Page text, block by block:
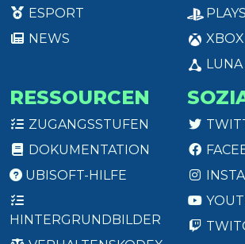
ESPORT
NEWS
XBOX
LUNA
RESSOURCEN
ZUGANGSSTUFEN
DOKUMENTATION
UBISOFT-HILFE
HINTERGRUNDBILDER